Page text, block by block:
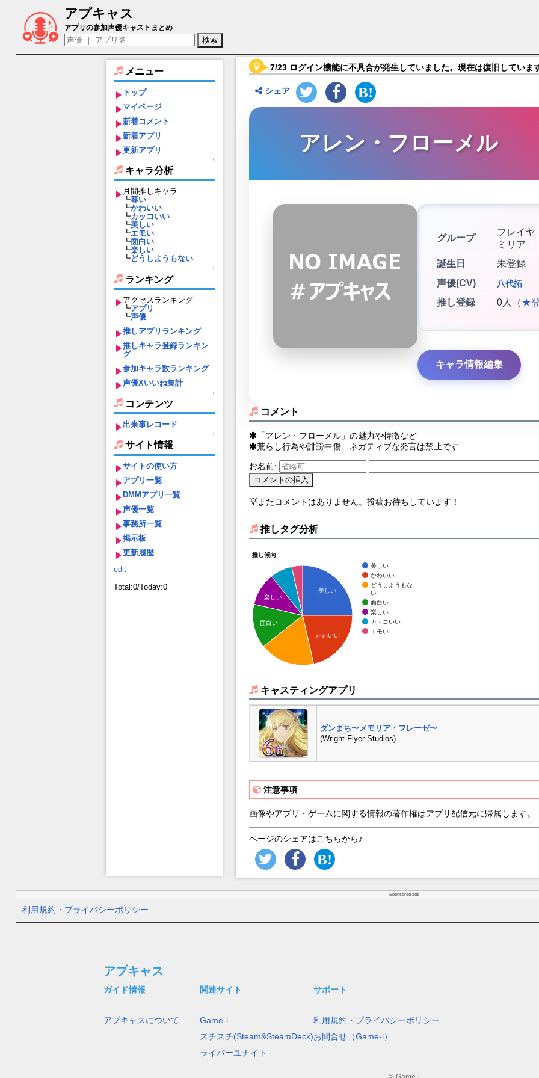
アプキャス
アレン・フローメル（声優：八代拓)【ダンまち?メモリア・フレーゼ?】キャラ紹介
アプリの参加声優キャストまとめ
メニュー
トップ
マイページ
新着コメント
新着アプリ
更新アプリ
↑
キャラ分析
月間推しキャラ
┗尊い
┗かわいい
┗カッコいい
┗美しい
┗エモい
┗面白い
┗楽しい
┗どうしようもない
↑
ランキング
アクセスランキング
┗アプリ
┗声優
推しアプリランキング
推しキャラ登録ランキン
グ
参加キャラ数ランキング
声優Xいいね集計
↑
コンテンツ
出来事レコード
↑
サイト情報
サイトの使い方
アプリ一覧
DMMアプリ一覧
声優一覧
事務所一覧
掲示板
更新履歴
edit
Total:0/Today:0
7/23 ログイン機能に不具合が発生していました。現在は復旧していま
シェア
アレン・フローメル
グループ
フレイヤ
ミリア
誕生日
未登録
声優(CV)
八代拓
推し登録 0人（★
キャラ情報編集
コメント
「アレン・フローメル」の魅力や特徴など
荒らし行為や誹謗中傷、ネガティブな発言は禁止です
お名前:
💡まだコメントはありません。投稿お待ちしています！
推しタグ分析
推し傾向
美しい
かわいい
どうしようもな
い
面白い
楽しい
カッコいい
エモい
美しい
かわいい
楽しい
面白い
キャスティングアプリ
ダンまち〜メモリア・フレーゼ〜
(Wright Flyer Studios)
注意事項
画像やアプリ・ゲームに関する情報の著作権はアプリ配信元に帰属します。
ページのシェアはこちらから♪
Sponsored ads
利用規約・プライバシーポリシー
アプキャス
ガイド情報
アプキャスについて
関連サイト
Game-i
スチスチ(Steam&SteamDeck)
ライバーユナイト
サポート
利用規約・プライバシーポリシー
お問合せ（Game-i）